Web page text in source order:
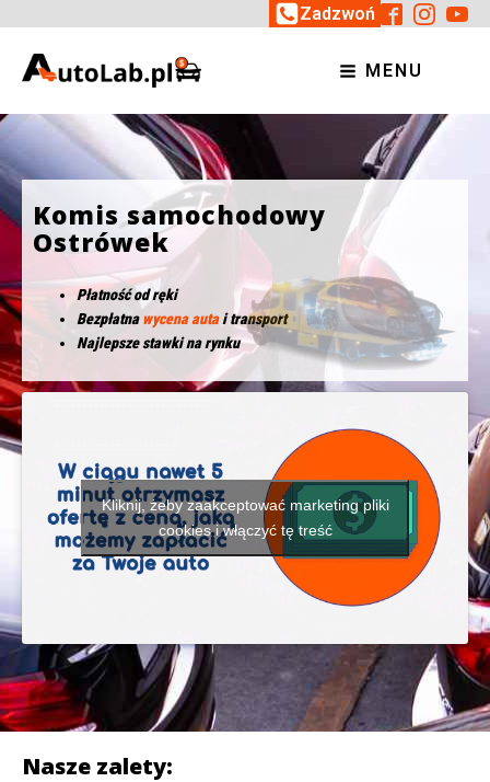
Zadzwoń
MENU
Komis samochodowy
Ostrówek
Płatność od ręki
Bezpłatnawycena autai transport
Najlepsze stawki na rynku
Kliknij, żeby zaakceptować marketing pliki
cookies i włączyć tę treść
Nasze zalety: